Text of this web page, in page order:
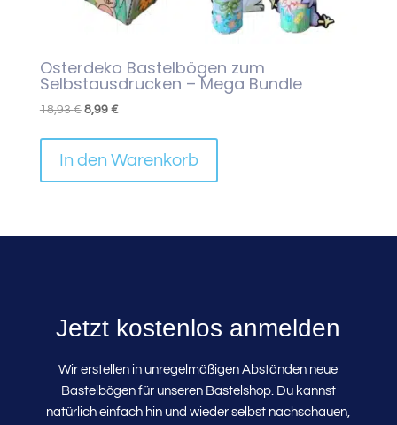
Osterdeko Bastelbögen zum
Selbstausdrucken – Mega Bundle
18,93€ Ursprünglicher
8,99 €Aktueller
In den Warenkorb
Jetzt kostenlos anmelden
Wir erstellen in unregelmäßigen Abständen neue
Bastelbögen für unseren Bastelshop. Du kannst
natürlich einfach hin und wieder selbst nachschauen,